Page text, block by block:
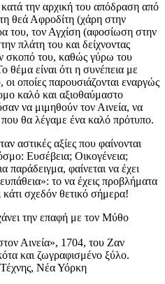
την αρχική του απόδραση από
θεά Αφροδίτη (χάρη στην
του, τον Αγχίση (αφοσίωση στην
πλάτη του και δείχνοντας
σκοπό του, καθώς γύρω του
θέμα είναι ότι η συνέπεια με
οι οποίες παρουσιάζονται εναργώς
καλό και αξιοθαύμαστο
να μιμηθούν τον Αινεία, να
θα λέγαμε ένα καλό πρότυπο.
αστικές αξίες που φαίνονται
Ευσέβεια; Οικογένεια;
παράδειγμα, φαίνεται να έχει
το να έχεις προβλήματα
κάτι σχεδόν θετικό σήμερα!
Αινεία», 1704, του Ζαν
και ζωγραφισμένο ξύλο.
Νέα Υόρκη